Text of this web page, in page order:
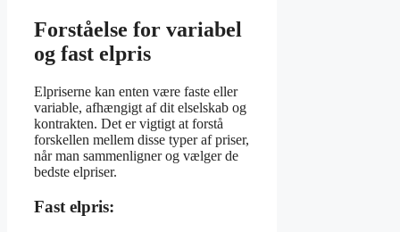
Forståelse for variabel
og fast elpris
Elpriserne kan enten være faste eller
variable, afhængigt af dit elselskab og
kontrakten. Det er vigtigt at forstå
forskellen mellem disse typer af priser,
når man sammenligner og vælger de
bedste elpriser.
Fast elpris: